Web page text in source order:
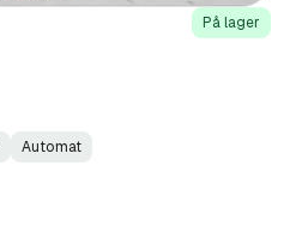
På lager
Automat